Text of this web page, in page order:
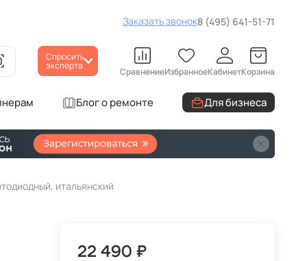
Заказать звонок8 (495) 641-51-71
Спросить
эксперта СравнениеИзбранноеКабинетКорзина
Блог о ремонте Для бизнеса
итальянский
22 490 ₽